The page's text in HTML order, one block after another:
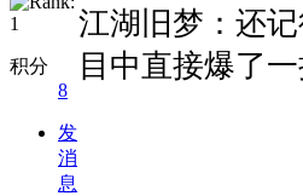
积分
8
发
消
息
江湖旧梦：还
目中直接爆了